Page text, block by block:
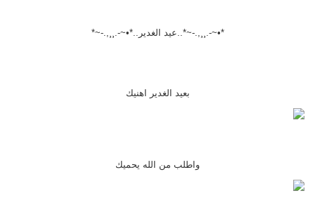
*•~-.¸¸,.-~*..عيد الغدير..*•~-.¸¸,.-~*
بعيد الغدير اهنيك
واطلب من الله يحميك